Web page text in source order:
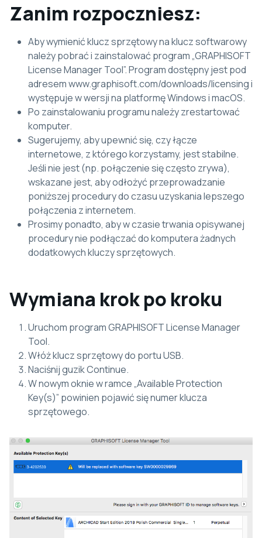
Zanim rozpoczniesz:
Aby wymienić klucz sprzętowy na klucz softwarowy
należy pobrać i zainstalować program „GRAPHISOFT
License Manager Tool”. Program dostępny jest pod
adresem www.graphisoft.com/downloads/licensing i
występuje w wersji na platformę Windows i macOS.
Po zainstalowaniu programu należy zrestartować
komputer.
Sugerujemy, aby upewnić się, czy łącze
internetowe, z którego korzystamy, jest stabilne.
Jeśli nie jest (np. połączenie się często zrywa),
wskazane jest, aby odłożyć przeprowadzanie
poniższej procedury do czasu uzyskania lepszego
połączenia z internetem.
Prosimy ponadto, aby w czasie trwania opisywanej
procedury nie podłączać do komputera żadnych
dodatkowych kluczy sprzętowych.
Wymiana krok po kroku
Uruchom program GRAPHISOFT License Manager
Tool.
Włóż klucz sprzętowy do portu USB.
Naciśnij guzik Continue.
W nowym oknie w ramce „Available Protection
Key(s)” powinien pojawić się numer klucza
sprzętowego.